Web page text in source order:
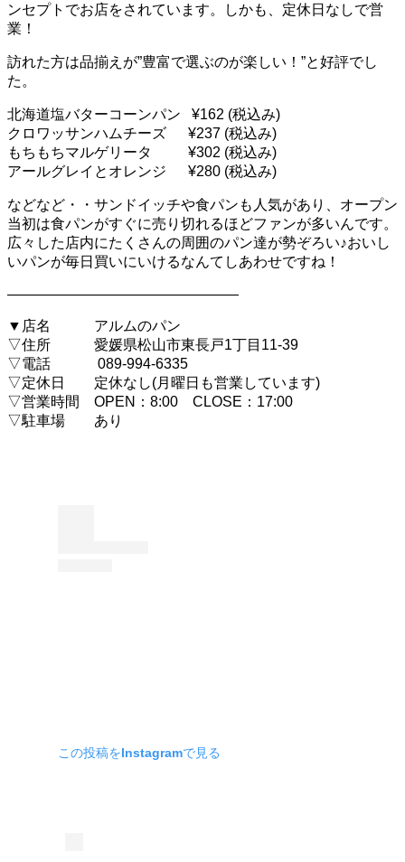
ンセプトでお店をされています。しかも、定休日なしで営
業！
訪れた方は品揃えが”豊富で選ぶのが楽しい！”と好評でし
た。
北海道塩バターコーンパン ¥162 (税込み)
クロワッサンハムチーズ ¥237 (税込み)
もちもちマルゲリータ ¥302 (税込み)
アールグレイとオレンジ ¥280 (税込み)
などなど・・サンドイッチや食パンも人気があり、オープン
当初は食パンがすぐに売り切れるほどファンが多いんです。
広々した店内にたくさんの周囲のパン達が勢ぞろい♪おいし
いパンが毎日買いにいけるなんてしあわせですね！
————————————————
▼店名 アルムのパン
▽住所 愛媛県松山市東長戸1丁目11-39
▽電話 089-994-6335
▽定休日 定休なし(月曜日も営業しています)
▽営業時間 OPEN：8:00 CLOSE：17:00
▽駐車場 あり
この投稿をInstagramで見る